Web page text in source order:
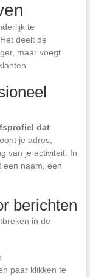
te
deelt de
maar voegt
dat
je adres,
van je activiteit. In
een naam, een
berichten
in de
paar klikken te